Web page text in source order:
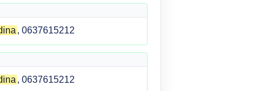
, 0637615212
, 0637615212